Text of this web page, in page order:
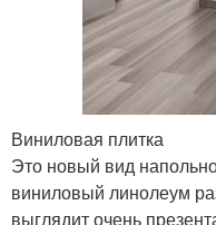
Виниловая плитка
Это новый вид
виниловый линолеум
выглядит очень